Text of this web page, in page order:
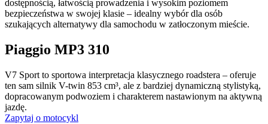
dostępnością, łatwością prowadzenia i wysokim poziomem
bezpieczeństwa w swojej klasie – idealny wybór dla osób
szukających alternatywy dla samochodu w zatłoczonym mieście.
Piaggio MP3 310​
V7 Sport to sportowa interpretacja klasycznego roadstera – oferuje
ten sam silnik V-twin 853 cm³, ale z bardziej dynamiczną stylistyką,
dopracowanym podwoziem i charakterem nastawionym na aktywną
jazdę.
Zapytaj o motocykl